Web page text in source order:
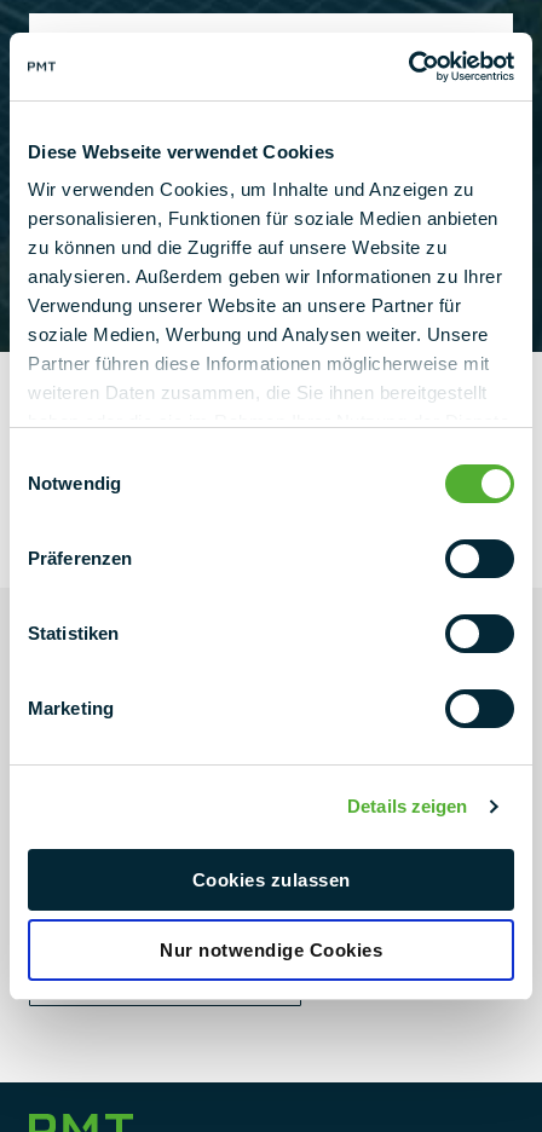
Diese Webseite verwendet Cookies
Wir verwenden Cookies, um Inhalte und Anzeigen zu
personalisieren, Funktionen für soziale Medien anbieten
zu können und die Zugriffe auf unsere Website zu
analysieren. Außerdem geben wir Informationen zu Ihrer
Verwendung unserer Website an unsere Partner für
soziale Medien, Werbung und Analysen weiter. Unsere
Partner führen diese Informationen möglicherweise mit
weiteren Daten zusammen, die Sie ihnen bereitgestellt
Notwendig
Präferenzen
Statistiken
Marketing
Details zeigen
Cookies zulassen
Nur notwendige Cookies
Alltid uppdaterad: PMT:s pressmeddelanden och
Se pressartikel
Har du en fråga om en mässa, en produkt eller en allmän
fundering? Tveka inte att kontakta oss. Vi hjälper dig
gärna.
Kontakta oss